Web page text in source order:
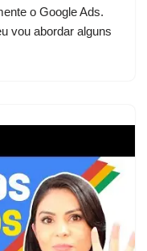
o Google Ads.
vou abordar alguns